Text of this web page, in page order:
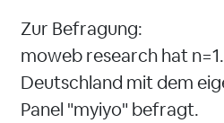
Zur Befragung:
moweb research hat
Deutschland mit dem
Panel "myiyo" befragt.